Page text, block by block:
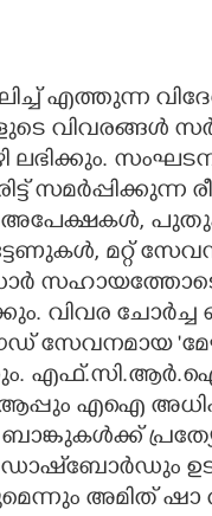
എത്തുന്ന
വിവരങ്ങൾ
ലഭിക്കും.
സമർപ്പിക്കുന്ന
അപേക്ഷകൾ,
മറ്റ്
വിവര ചോർച്ച
സേവനമായ
എഐ
ബാങ്കുകൾക്ക്
അമിത് ഷാ